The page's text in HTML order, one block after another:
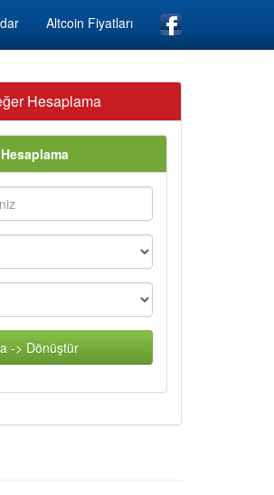
Altcoin Fiyatları
Hesaplama
-> Dönüştür